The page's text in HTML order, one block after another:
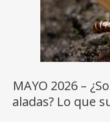
MAYO 2026 –
aladas? Lo que